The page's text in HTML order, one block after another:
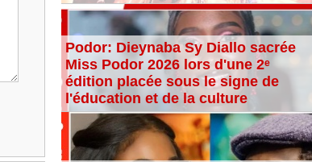
Podor: Dieynaba Sy Diallo sacrée
Miss Podor 2026 lors d'une 2ᵉ
édition placée sous le signe de
l'éducation et de la culture